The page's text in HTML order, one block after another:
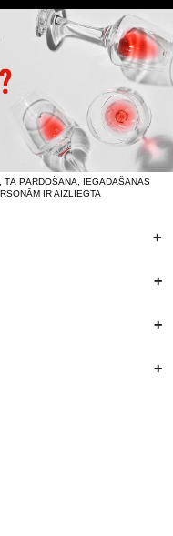
TĀ PĀRDOŠANA, IEGĀDĀŠANĀS
IR AIZLIEGTA